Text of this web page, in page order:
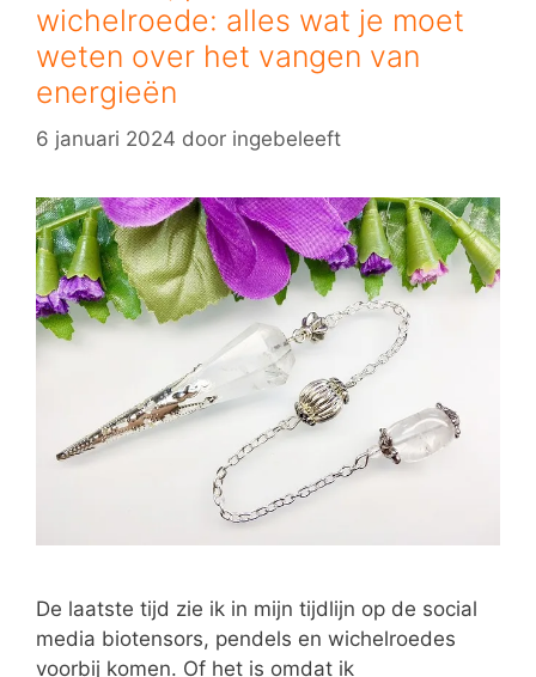
wichelroede: alles wat je moet
weten over het vangen van
energieën
6 januari 2024 door ingebeleeft
De laatste tijd zie ik in mijn tijdlijn op de social
media biotensors, pendels en wichelroedes
voorbij komen. Of het is omdat ik